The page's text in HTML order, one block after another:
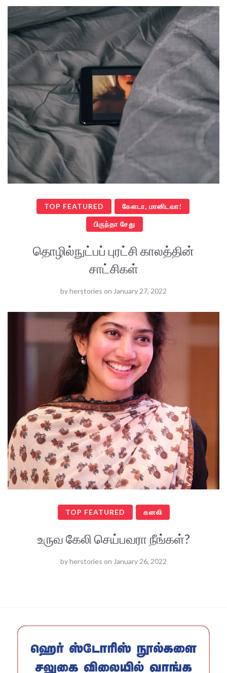
TOP FEATURED கேளடா, மானிடவா!
பிருந்தா சேது
தொழில்நுட்பப் புரட்சி காலத்தின்
சாட்சிகள்
byherstories on January 27, 2022
TOP FEATURED கனலி
உருவ கேலி செய்பவரா நீங்கள்?
byherstories on January 26, 2022